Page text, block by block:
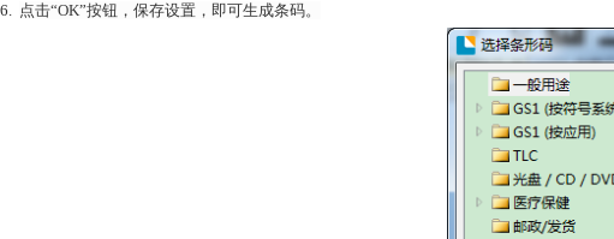
6. 点击“OK”按钮，保存设置，即可生成条码。